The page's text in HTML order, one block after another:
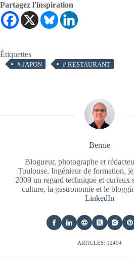
Partagez l'inspiration
Étiquettes
# JAPON # RESTAURANT
Bernie
Blogueur, photographe et
Toulouse. Ingénieur de formation,
2009 un regard technique et curieux
culture, la gastronomie et le
LinkedIn
ARTICLES: 12404